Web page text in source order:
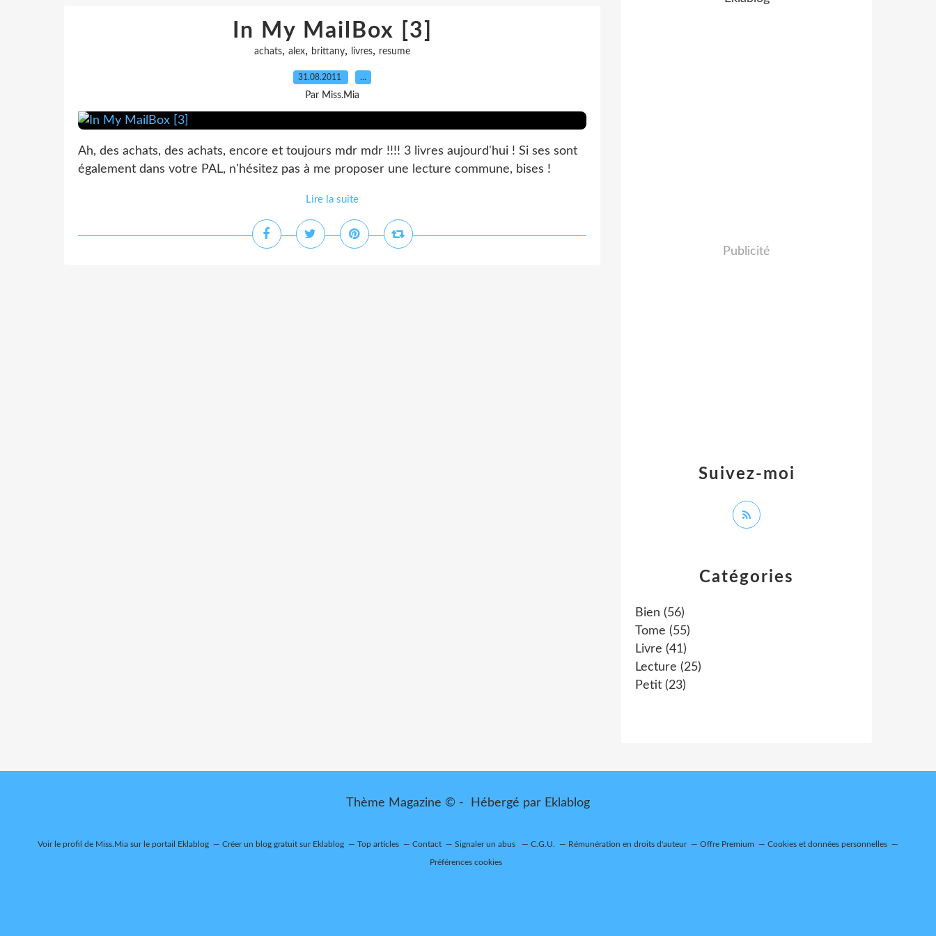
In My MailBox [3]
achats, alex, brittany, livres, resume
31.08.2011 …
Par Miss.Mia
Ah, des achats, des achats, encore et toujours mdr mdr !!!! 3 livres aujourd'hui ! Si ses sont
également dans votre PAL, n'hésitez pas à me proposer une lecture commune, bises !
Lire la suite
Catégories
Bien (56)
Tome (55)
Livre (41)
Lecture (25)
Petit (23)
Suivez-moi
Publicité
Thème Magazine © - Hébergé par Eklablog
Voir le profil de Miss.Mia sur le portail Eklablog Créer un blog gratuit sur Eklablog Top articles Contact Signaler un abus C.G.U. Rémunération en droits d'auteur Offre Premium Cookies et données personnelles
Préférences cookies